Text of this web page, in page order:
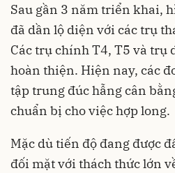
Sau gần 3 năm triển khai,
đã dần lộ diện với các trụ
Các trụ chính T4, T5 và trụ
hoàn thiện. Hiện nay, các
tập trung đúc hẫng cân
chuẩn bị cho việc hợp long.
Mặc dù tiến độ đang được
đối mặt với thách thức lớn